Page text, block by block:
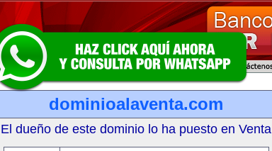
dominioalaventa.com
El dueño de este dominio lo ha puesto en Venta